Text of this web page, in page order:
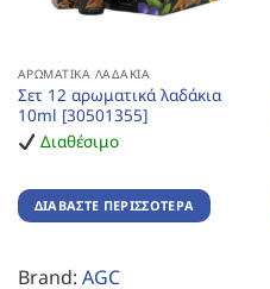
ΑΡΩΜΑΤΙΚΆ ΛΑΔΆΚΙΑ
Σετ 12 αρωματικά λαδάκια
10ml [30501355]
Διαθέσιμο
ΔΙΑΒΆΣΤΕ ΠΕΡΙΣΣΌΤΕΡΑ
Brand: AGC